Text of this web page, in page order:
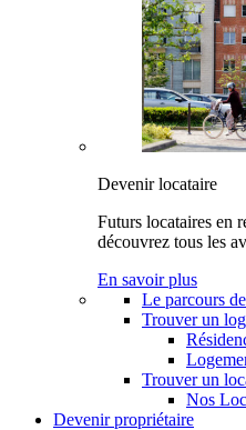
Devenir locataire
Futurs locataires en
découvrez tous les
En savoir plus
Le parcours
Trouver un
Trouver un
Nos
Devenir propriétaire